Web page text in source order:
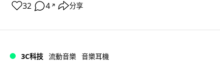
32 4 ↗ 分享
3C科技 流動音樂 音樂耳機